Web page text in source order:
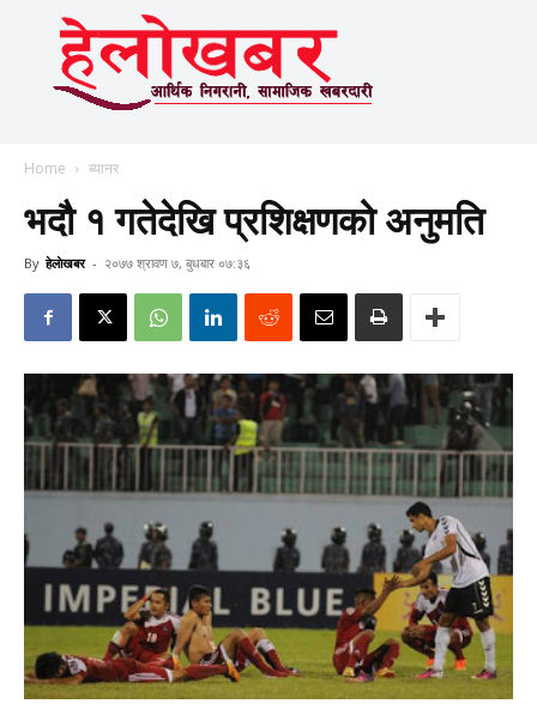
Home ब्यानर
भदौ १ गतेदेखि प्रशिक्षणको अनुमति
By हेलाेखबर - २०७७ श्रावण ७, बुधबार ०७:३६